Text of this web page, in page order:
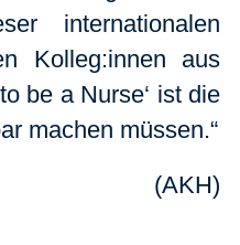
internationalen
Kolleg:innen aus
be a Nurse‘ ist die
machen müssen.“
(AKH)